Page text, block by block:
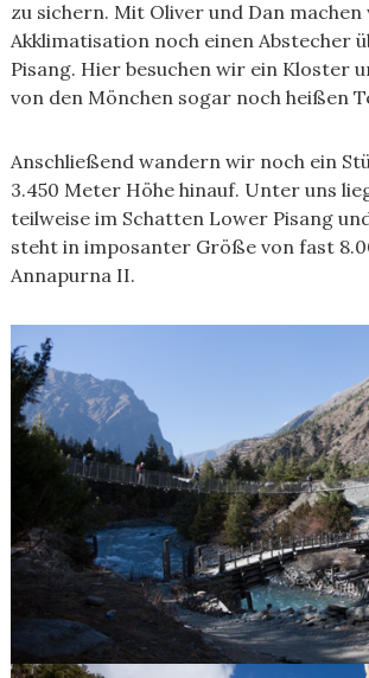
zu sichern. Mit Oliver und Dan
Akklimatisation noch einen Abstecher
Pisang. Hier besuchen wir ein Kloster
von den Mönchen sogar noch heißen
Anschließend wandern wir noch ein
3.450 Meter Höhe hinauf. Unter uns
teilweise im Schatten Lower Pisang
steht in imposanter Größe von fast
Annapurna II.